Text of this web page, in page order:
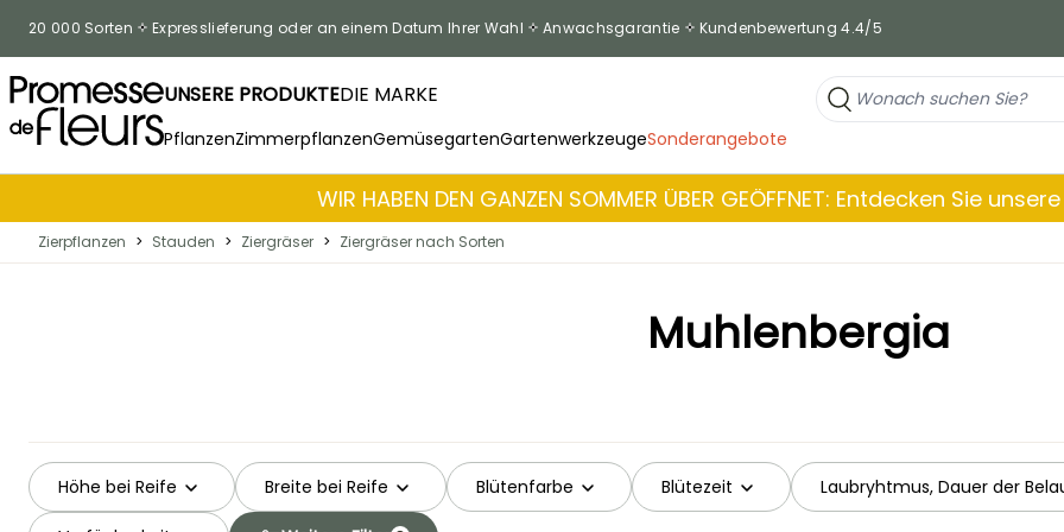
20 000 Sorten Expresslieferung oder an einem Datum Ihrer Wahl Anwachsgarantie Kundenbewertung 4.4/5
UNSERE PRODUKTEDIE MARKE
PflanzenZimmerpflanzenGemüsegartenGartenwerkzeugeSonderangebote
WIR HABEN DEN GANZEN SOMMER ÜBER GEÖFFNET: Entdecken Sie
Zierpflanzen > Stauden > Ziergräser > Ziergräser nach Sorten
Muhlenbergia
Höhe bei Reife Breite bei Reife Blütenfarbe Blütezeit Laubryhtmus, Dauer der